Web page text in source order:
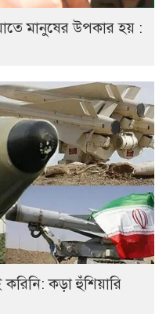
মানুষের উপকার হয় :
কড়া হুঁশিয়ারি